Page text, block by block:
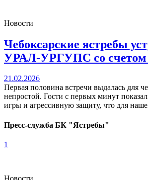
Новости
Чебоксарские ястребы
УРАЛ-УРГУПС со счетом
21.02.2026
Первая половина встречи выдалась для
непростой. Гости с первых минут
игры и агрессивную защиту, что для
Пресс-служба БК "Ястребы"
1
Новости